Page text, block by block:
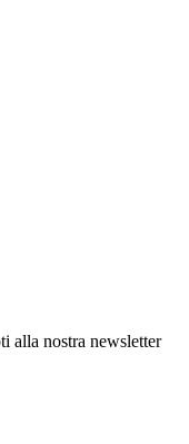
alla nostra newsletter